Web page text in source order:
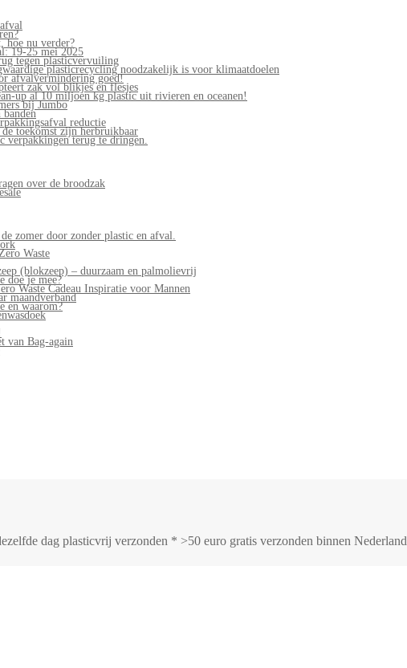
hoe nu verder?
19-25 mei 2025
tegen plasticvervuiling
plasticrecycling noodzakelijk is voor klimaatdoelen
afvalvermindering goed!
zak vol blikjes en flesjes
up al 10 miljoen kg plastic uit rivieren en oceanen!
bij Jumbo
reductie
toekomst zijn herbruikbaar
verpakkingen terug te dringen.
over de broodzak
zomer door zonder plastic en afval.
Waste
(blokzeep) – duurzaam en palmolievrij
doe je mee?
Waste Cadeau Inspiratie voor Mannen
maandverband
en waarom?
van Bag-again
dag plasticvrij verzonden * >50 euro gratis verzonden binnen Nederland